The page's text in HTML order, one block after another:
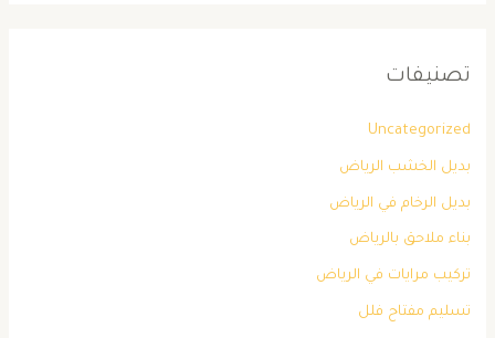
تصنيفات
Uncategorized
بديل الخشب الرياض
بديل الرخام في الرياض
بناء ملاحق بالرياض
تركيب مرايات في الرياض
تسليم مفتاح فلل